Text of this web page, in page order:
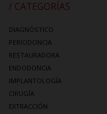
/ CATEGORÍAS
DIAGNÓSTICO
PERIODONCIA
RESTAURADORA
ENDODONCIA
IMPLANTOLOGÍA
CIRUGÍA
EXTRACCIÓN